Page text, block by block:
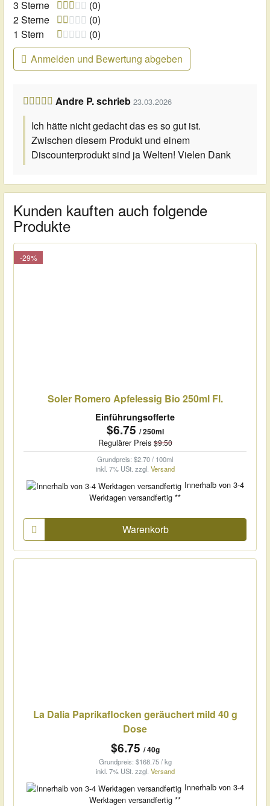
3 Sterne
(0)
2 Sterne
(0)
1 Stern
(0)
Anmelden und Bewertung abgeben
Andre P. schrieb 23.03.2026
Ich hätte nicht gedacht das es so gut ist.
Zwischen diesem Produkt und einem
Discounterprodukt sind ja Welten! Vielen Dank
Kunden kauften auch folgende
Produkte
-29%
Soler Romero Apfelessig Bio 250ml Fl.
Einführungsofferte
$6.75 / 250ml
Regulärer Preis $9.50
Grundpreis: $2.70 / 100ml
inkl. 7% USt. zzgl. Versand
Innerhalb von 3-4
Werktagen versandfertig **
Warenkorb
La Dalia Paprikaflocken geräuchert mild 40 g
Dose
$6.75 / 40g
Grundpreis: $168.75 / kg
inkl. 7% USt. zzgl. Versand
Innerhalb von 3-4
Werktagen versandfertig **